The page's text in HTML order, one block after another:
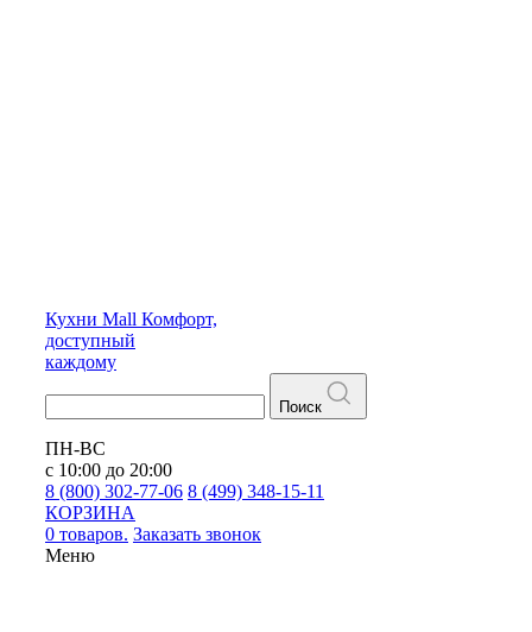
Кухни Mall Комфорт,
доступный
каждому
Поиск
ПН-ВС
с 10:00 до 20:00
8 (800) 302-77-06 8 (499) 348-15-11
КОРЗИНА
0 товаров. Заказать звонок
Меню